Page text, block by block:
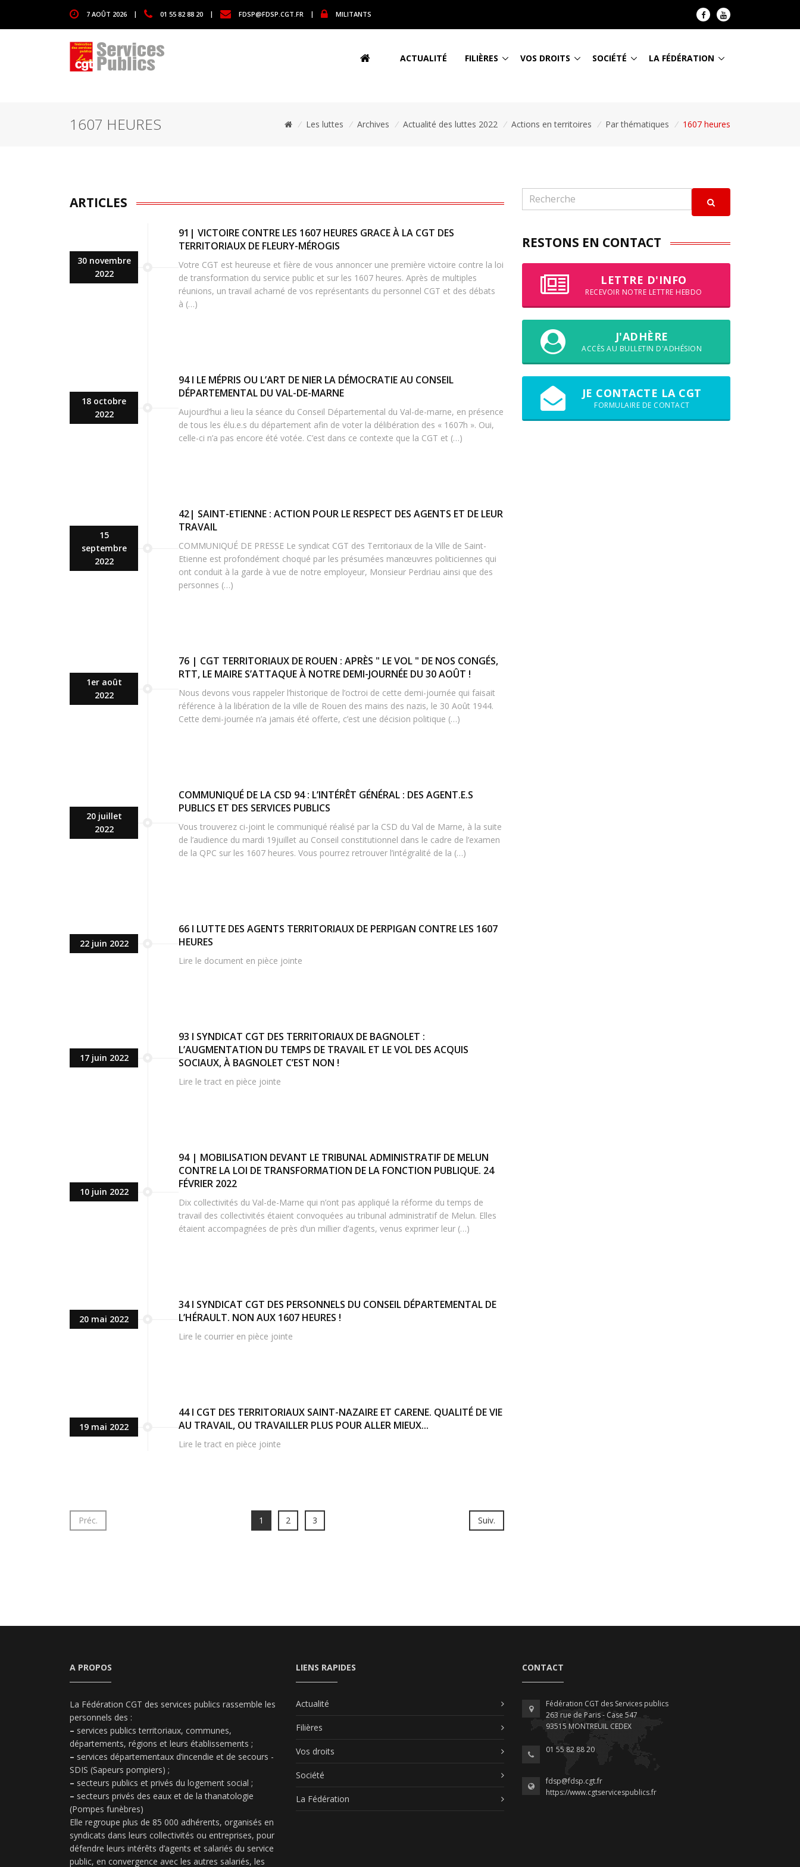
7 AOÛT 2026 | 01 55 82 88 20 | FDSP@FDSP.CGT.FR | MILITANTS
ACTUALITÉ FILIÈRES VOS DROITS SOCIÉTÉ LA FÉDÉRATION
1607 HEURES / Les luttes / Archives / Actualité des luttes 2022 / Actions en territoires / Par thématiques / 1607 heures
ARTICLES
30 novembre
2022
91| VICTOIRE CONTRE LES 1607 HEURES GRACE À LA CGT DES
TERRITORIAUX DE FLEURY-MÉROGIS
Votre CGT est heureuse et fière de vous annoncer une première victoire contre la loi
de transformation du service public et sur les 1607 heures. Après de multiples
réunions, un travail acharné de vos représentants du personnel CGT et des débats
à (…)
18 octobre
2022
94 I LE MÉPRIS OU L’ART DE NIER LA DÉMOCRATIE AU CONSEIL
DÉPARTEMENTAL DU VAL-DE-MARNE
Aujourd’hui a lieu la séance du Conseil Départemental du Val-de-marne, en présence
de tous les élu.e.s du département afin de voter la délibération des « 1607h ». Oui,
celle-ci n’a pas encore été votée. C’est dans ce contexte que la CGT et (…)
15
septembre
2022
42| SAINT-ETIENNE : ACTION POUR LE RESPECT DES AGENTS ET DE LEUR
TRAVAIL
COMMUNIQUÉ DE PRESSE Le syndicat CGT des Territoriaux de la Ville de Saint-
Etienne est profondément choqué par les présumées manœuvres politiciennes qui
ont conduit à la garde à vue de notre employeur, Monsieur Perdriau ainsi que des
personnes (…)
1er août
2022
76 | CGT TERRITORIAUX DE ROUEN : APRÈS " LE VOL " DE NOS CONGÉS,
RTT, LE MAIRE S’ATTAQUE À NOTRE DEMI-JOURNÉE DU 30 AOÛT !
Nous devons vous rappeler l’historique de l’octroi de cette demi-journée qui faisait
référence à la libération de la ville de Rouen des mains des nazis, le 30 Août 1944.
Cette demi-journée n’a jamais été offerte, c’est une décision politique (…)
20 juillet
2022
COMMUNIQUÉ DE LA CSD 94 : L’INTÉRÊT GÉNÉRAL : DES AGENT.E.S
PUBLICS ET DES SERVICES PUBLICS
Vous trouverez ci-joint le communiqué réalisé par la CSD du Val de Marne, à la suite
de l’audience du mardi 19juillet au Conseil constitutionnel dans le cadre de l’examen
de la QPC sur les 1607 heures. Vous pourrez retrouver l’intégralité de la (…)
22 juin 2022
66 I LUTTE DES AGENTS TERRITORIAUX DE PERPIGAN CONTRE LES 1607
HEURES
Lire le document en pièce jointe
17 juin 2022
93 I SYNDICAT CGT DES TERRITORIAUX DE BAGNOLET :
L’AUGMENTATION DU TEMPS DE TRAVAIL ET LE VOL DES ACQUIS
SOCIAUX, À BAGNOLET C’EST NON !
Lire le tract en pièce jointe
10 juin 2022
94 | MOBILISATION DEVANT LE TRIBUNAL ADMINISTRATIF DE MELUN
CONTRE LA LOI DE TRANSFORMATION DE LA FONCTION PUBLIQUE. 24
FÉVRIER 2022
Dix collectivités du Val-de-Marne qui n’ont pas appliqué la réforme du temps de
travail des collectivités étaient convoquées au tribunal administratif de Melun. Elles
étaient accompagnées de près d’un millier d’agents, venus exprimer leur (…)
20 mai 2022
34 I SYNDICAT CGT DES PERSONNELS DU CONSEIL DÉPARTEMENTAL DE
L’HÉRAULT. NON AUX 1607 HEURES !
Lire le courrier en pièce jointe
19 mai 2022
44 I CGT DES TERRITORIAUX SAINT-NAZAIRE ET CARENE. QUALITÉ DE VIE
AU TRAVAIL, OU TRAVAILLER PLUS POUR ALLER MIEUX...
Lire le tract en pièce jointe
Préc. 1 2 3 Suiv.
RESTONS EN CONTACT
LETTRE D'INFO
RECEVOIR NOTRE LETTRE HEBDO
J'ADHÈRE
ACCÈS AU BULLETIN D'ADHÉSION
JE CONTACTE LA CGT
FORMULAIRE DE CONTACT
A PROPOS
La Fédération CGT des services publics rassemble les
personnels des :
– services publics territoriaux, communes,
départements, régions et leurs établissements ;
– services départementaux d’incendie et de secours -
SDIS (Sapeurs pompiers) ;
– secteurs publics et privés du logement social ;
– secteurs privés des eaux et de la thanatologie
(Pompes funèbres)
Elle regroupe plus de 85 000 adhérents, organisés en
syndicats dans leurs collectivités ou entreprises, pour
défendre leurs intérêts d’agents et salariés du service
public, en convergence avec les autres salariés, les
LIENS RAPIDES
Actualité
Filières
Vos droits
Société
La Fédération
CONTACT
Fédération CGT des Services publics
263 rue de Paris - Case 547
93515 MONTREUIL CEDEX
01 55 82 88 20
fdsp@fdsp.cgt.fr
https://www.cgtservicespublics.fr